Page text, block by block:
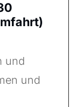
und
und